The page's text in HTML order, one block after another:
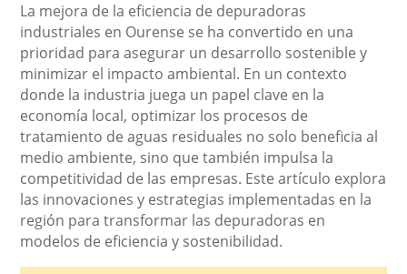
La mejora de la eficiencia de depuradoras
industriales en Ourense se ha convertido en una
prioridad para asegurar un desarrollo sostenible y
minimizar el impacto ambiental. En un contexto
donde la industria juega un papel clave en la
economía local, optimizar los procesos de
tratamiento de aguas residuales no solo beneficia al
medio ambiente, sino que también impulsa la
competitividad de las empresas. Este artículo explora
las innovaciones y estrategias implementadas en la
región para transformar las depuradoras en
modelos de eficiencia y sostenibilidad.